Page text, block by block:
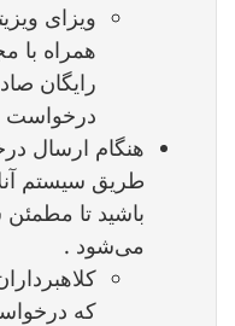
همراه با
رایگان
درخواست
هنگام ارسال
طریق سیستم
باشید تا
می‌شود .
که